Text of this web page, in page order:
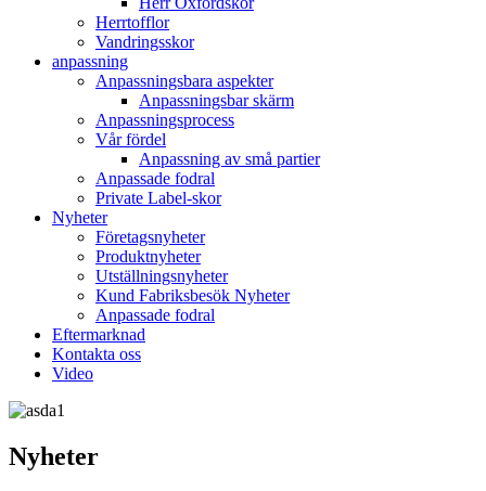
Herrtofflor
Vandringsskor
anpassning
Anpassningsbara aspekter
Anpassningsbar skärm
Anpassningsprocess
Vår fördel
Anpassning av små partier
Anpassade fodral
Private Label-skor
Nyheter
Företagsnyheter
Produktnyheter
Utställningsnyheter
Kund Fabriksbesök Nyheter
Anpassade fodral
Eftermarknad
Kontakta oss
Video
Nyheter